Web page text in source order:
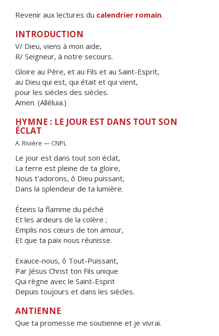
Revenir aux lectures du calendrier romain.
INTRODUCTION
V/ Dieu, viens à mon aide,
R/ Seigneur, à notre secours.
Gloire au Père, et au Fils et au Saint-Esprit,
au Dieu qui est, qui était et qui vient,
pour les siècles des siècles.
Amen. (Alléluia.)
HYMNE : LE JOUR EST DANS TOUT SON
ÉCLAT
A. Rivière — CNPL
Le jour est dans tout son éclat,
La terre est pleine de ta gloire,
Nous t'adorons, ô Dieu puissant,
Dans la splendeur de ta lumière.
Éteins la flamme du péché
Et les ardeurs de la colère ;
Emplis nos cœurs de ton amour,
Et que ta paix nous réunisse.
Exauce-nous, ô Tout-Puissant,
Par Jésus Christ ton Fils unique
Qui règne avec le Saint-Esprit
Depuis toujours et dans les siècles.
ANTIENNE
Que ta promesse me soutienne et je vivrai.